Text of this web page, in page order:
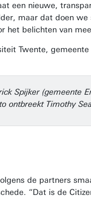
een nieuwe,
maar dat doen
het belichten van
Twente,
Spijker (gemeente
ontbreekt Timothy
de partners
“Dat is de